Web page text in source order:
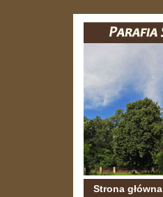
Strona główna